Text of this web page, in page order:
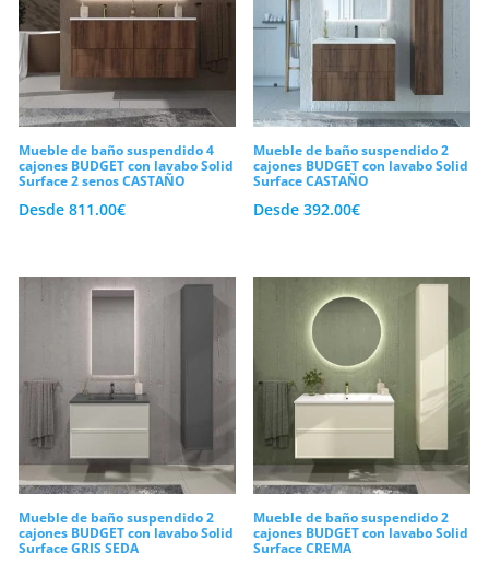
Mueble de baño suspendido 4
cajones BUDGET con lavabo Solid
Surface 2 senos CASTAÑO
Desde 811.00€
Mueble de baño suspendido 2
cajones BUDGET con lavabo Solid
Surface CASTAÑO
Desde392.00€
Mueble de baño suspendido 2
cajones BUDGET con lavabo Solid
Surface GRIS SEDA
Mueble de baño suspendido 2
cajones BUDGET con lavabo Solid
Surface CREMA